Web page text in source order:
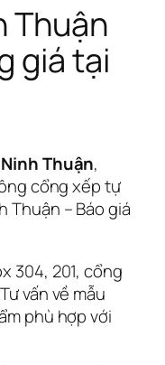
Thuận
giá tại
Thuận,
cổng xếp tự
Thuận – Báo giá
304, 201, cổng
vấn về mẫu
phù hợp với